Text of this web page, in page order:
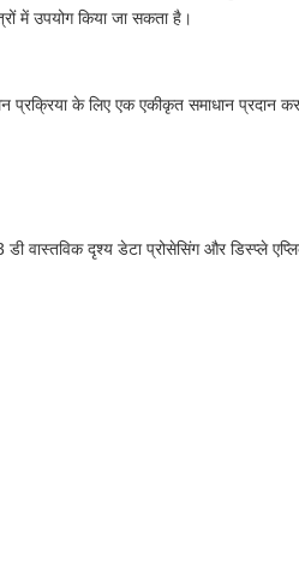
में उपयोग किया जा सकता है।
प्रक्रिया के लिए एक एकीकृत समाधान प्रदान
वास्तविक दृश्य डेटा प्रोसेसिंग और डिस्प्ले